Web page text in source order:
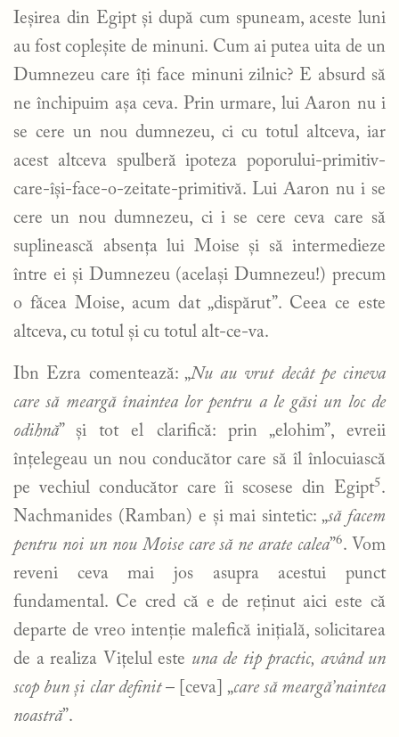
Ieșirea din Egipt și după cum spuneam, aceste luni
au fost copleșite de minuni. Cum ai putea uita de un
Dumnezeu care îți face minuni zilnic? E absurd să
ne închipuim așa ceva. Prin urmare, lui Aaron nu i
se cere un nou dumnezeu, ci cu totul altceva, iar
acest altceva spulberă ipoteza poporului-primitiv-
care-își-face-o-zeitate-primitivă. Lui Aaron nu i se
cere un nou dumnezeu, ci i se cere ceva care să
suplinească absența lui Moise și să intermedieze
între ei și Dumnezeu (același Dumnezeu!) precum
o făcea Moise, acum dat „dispărut”. Ceea ce este
altceva, cu totul și cu totul alt-ce-va.
Ibn Ezra comentează: „Nu au vrut decât pe cineva
care să meargă înaintea lor pentru a le găsi un loc de
odihnă” și tot el clarifică: prin „elohim”, evreii
înțelegeau un nou conducător care să îl înlocuiască
pe vechiul conducător care îi scosese din Egipt5.
Nachmanides (Ramban) e și mai sintetic: „să facem
pentru noi un nou Moise care să ne arate calea”6. Vom
reveni ceva mai jos asupra acestui punct
fundamental. Ce cred că e de reținut aici este că
departe de vreo intenție malefică inițială, solicitarea
de a realiza Vițelul este una de tip practic, având un
scop bun și clar definit– [ceva] „care să meargă’naintea
noastră”.